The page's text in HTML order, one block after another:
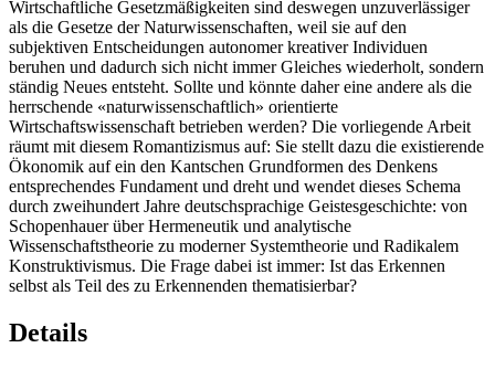
Wirtschaftliche Gesetzmäßigkeiten sind deswegen unzuverlässiger
als die Gesetze der Naturwissenschaften, weil sie auf den
subjektiven Entscheidungen autonomer kreativer Individuen
beruhen und dadurch sich nicht immer Gleiches wiederholt, sondern
ständig Neues entsteht. Sollte und könnte daher eine andere als die
herrschende «naturwissenschaftlich» orientierte
Wirtschaftswissenschaft betrieben werden? Die vorliegende Arbeit
räumt mit diesem Romantizismus auf: Sie stellt dazu die existierende
Ökonomik auf ein den Kantschen Grundformen des Denkens
entsprechendes Fundament und dreht und wendet dieses Schema
durch zweihundert Jahre deutschsprachige Geistesgeschichte: von
Schopenhauer über Hermeneutik und analytische
Wissenschaftstheorie zu moderner Systemtheorie und Radikalem
Konstruktivismus. Die Frage dabei ist immer: Ist das Erkennen
selbst als Teil des zu Erkennenden thematisierbar?
Details